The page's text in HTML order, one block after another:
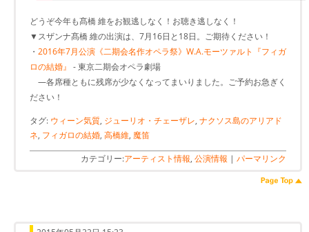
どうぞ今年も髙橋 維をお観逃しなく！お聴き逃しなく！
▼スザンナ髙橋 維の出演は、7月16日と18日。ご期待ください！
・ 2016年7月公演《二期会名作オペラ祭》W.A.モーツァルト『フィガ
ロの結婚』 - 東京二期会オペラ劇場
―各席種ともに残席が少なくなってまいりました。ご予約お急ぎく
ださい！
タグ: ウィーン気質, ジューリオ・チェーザレ, ナクソス島のアリアド
ネ, フィガロの結婚, 高橋維, 魔笛
カテゴリー:アーティスト情報, 公演情報 | パーマリンク